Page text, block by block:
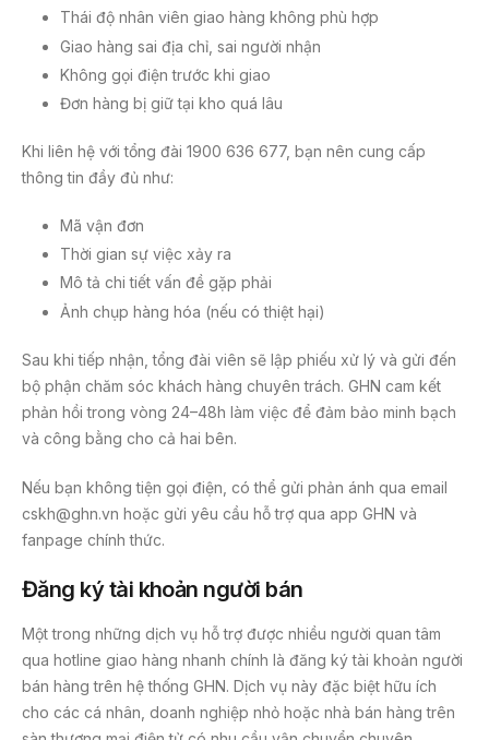
Thái độ nhân viên giao hàng không phù hợp
Giao hàng sai địa chỉ, sai người nhận
Không gọi điện trước khi giao
Đơn hàng bị giữ tại kho quá lâu
Khi liên hệ với tổng đài 1900 636 677, bạn nên cung cấp
thông tin đầy đủ như:
Mã vận đơn
Thời gian sự việc xảy ra
Mô tả chi tiết vấn đề gặp phải
Ảnh chụp hàng hóa (nếu có thiệt hại)
Sau khi tiếp nhận, tổng đài viên sẽ lập phiếu xử lý và gửi đến
bộ phận chăm sóc khách hàng chuyên trách. GHN cam kết
phản hồi trong vòng 24–48h làm việc để đảm bảo minh bạch
và công bằng cho cả hai bên.
Nếu bạn không tiện gọi điện, có thể gửi phản ánh qua email
cskh@ghn.vn hoặc gửi yêu cầu hỗ trợ qua app GHN và
fanpage chính thức.
Đăng ký tài khoản người bán
Một trong những dịch vụ hỗ trợ được nhiều người quan tâm
qua hotline giao hàng nhanh chính là đăng ký tài khoản người
bán hàng trên hệ thống GHN. Dịch vụ này đặc biệt hữu ích
cho các cá nhân, doanh nghiệp nhỏ hoặc nhà bán hàng trên